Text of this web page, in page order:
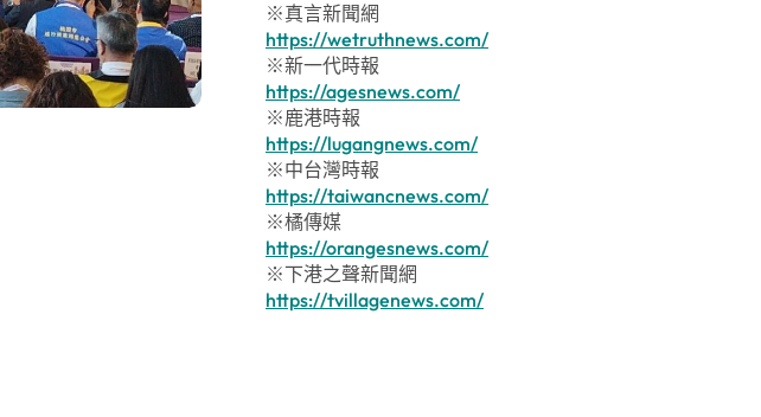
※真言新聞網
https://wetruthnews.com/
※新一代時報
https://agesnews.com/
※鹿港時報
https://lugangnews.com/
※中台灣時報
https://taiwancnews.com/
※橘傳媒
https://orangesnews.com/
※下港之聲新聞網
https://tvillagenews.com/